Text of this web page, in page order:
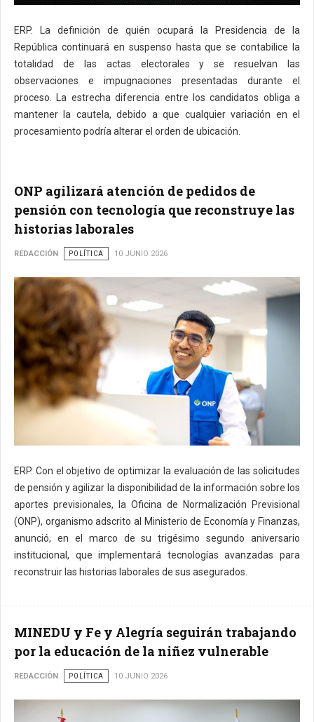
ERP. La definición de quién ocupará la Presidencia de la
República continuará en suspenso hasta que se contabilice la
totalidad de las actas electorales y se resuelvan las
observaciones e impugnaciones presentadas durante el
proceso. La estrecha diferencia entre los candidatos obliga a
mantener la cautela, debido a que cualquier variación en el
procesamiento podría alterar el orden de ubicación.
ONP agilizará atención de pedidos de
pensión con tecnología que reconstruye las
historias laborales
REDACCIÓN POLÍTICA 10 JUNIO 2026
ERP. Con el objetivo de optimizar la evaluación de las solicitudes
de pensión y agilizar la disponibilidad de la información sobre los
aportes previsionales, la Oficina de Normalización Previsional
(ONP), organismo adscrito al Ministerio de Economía y Finanzas,
anunció, en el marco de su trigésimo segundo aniversario
institucional, que implementará tecnologías avanzadas para
reconstruir las historias laborales de sus asegurados.
MINEDU y Fe y Alegría seguirán trabajando
por la educación de la niñez vulnerable
REDACCIÓN POLÍTICA 10 JUNIO 2026